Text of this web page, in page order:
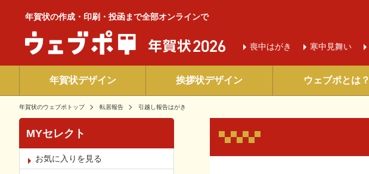
年賀状の作成・印刷・投函まで全部オンラインで
喪中はがき 寒中 見舞い
年賀状デザイン 挨拶状デザイン ウェブポとは？
年賀状のウェブポトップ 転居報告 引越し報告はがき
MYセレクト
お気に入りを見る